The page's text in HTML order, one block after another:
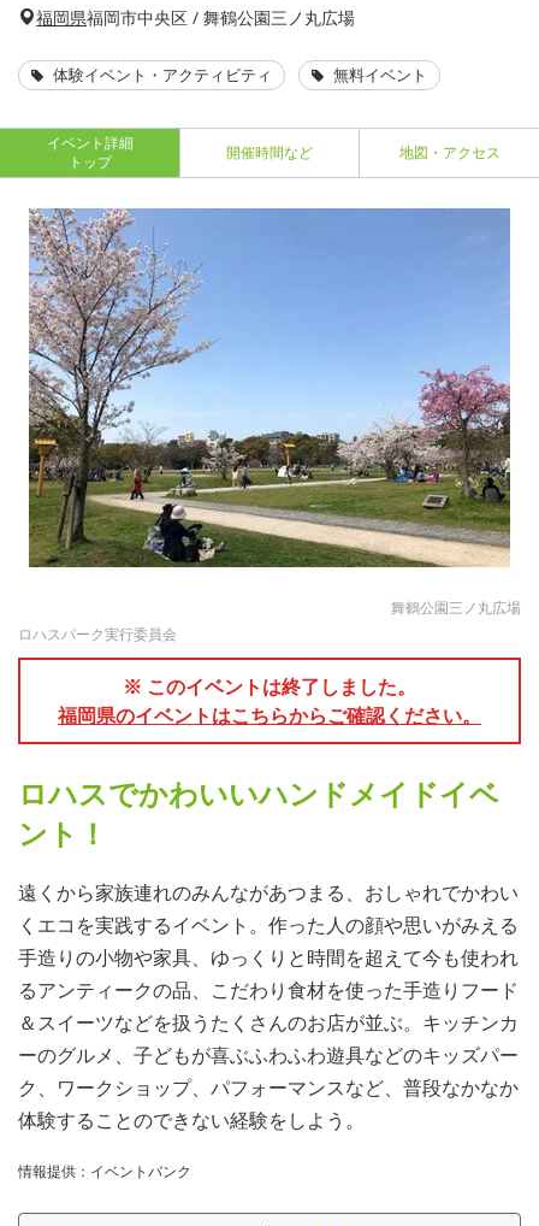
福岡県福岡市中央区 / 舞鶴公園三ノ丸広場
体験イベント・アクティビティ 無料イベント
イベント詳細
トップ
開催時間など 地図・アクセス
舞鶴公園三ノ丸広場
ロハスパーク実行委員会
※ このイベントは終了しました。
福岡県のイベントはこちらからご確認ください。
ロハスでかわいいハンドメイドイベ
ント！
遠くから家族連れのみんながあつまる、おしゃれでかわい
くエコを実践するイベント。作った人の顔や思いがみえる
手造りの小物や家具、ゆっくりと時間を超えて今も使われ
るアンティークの品、こだわり食材を使った手造りフード
＆スイーツなどを扱うたくさんのお店が並ぶ。キッチンカ
ーのグルメ、子どもが喜ぶふわふわ遊具などのキッズパー
ク、ワークショップ、パフォーマンスなど、普段なかなか
体験することのできない経験をしよう。
情報提供：イベントバンク